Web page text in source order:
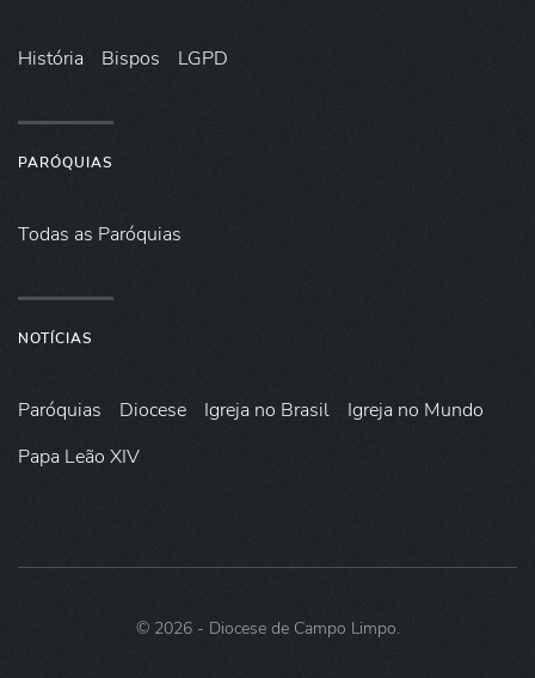
História Bispos LGPD
PARÓQUIAS
Todas as Paróquias
NOTÍCIAS
Paróquias Diocese Igreja no Brasil
Igreja no Mundo
Papa Leão XIV
© 2026- Diocese de Campo Limpo.